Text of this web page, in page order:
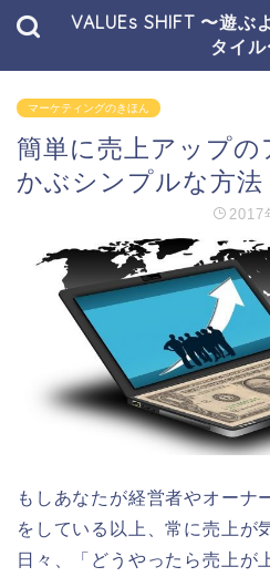
VALUEs SHIFT 〜遊ぶ
タイル
マーケティングのきほん
簡単に売上アップ
かぶシンプルな方法
2017
もしあなたが経営者やオーナ
をしている以上、常に売上が
日々、「どうやったら売上が